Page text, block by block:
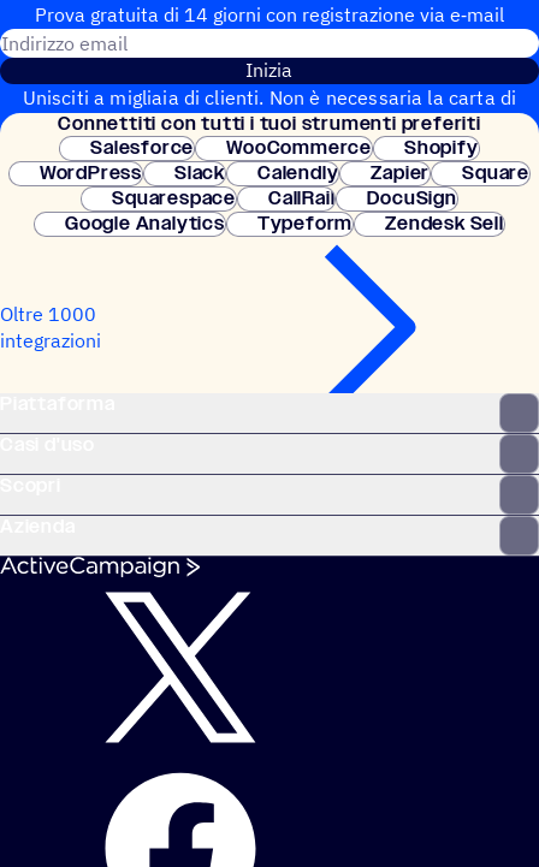
Prova gratuita di 14 giorni con regi­stra­zione via e‑mail
Inizia
Unisciti a migliaia di clienti. Non è necessaria la carta di
credito. Configurazione istantanea.
Connet­titi con tutti i tuoi strumenti preferiti
Salesforce
WooCommerce
Shopify
WordPress
Slack Calendly Zapier
Square
Squarespace
CallRail
DocuSign
Google Analytics
Typeform Zendesk Sell
Oltre 1000
integrazioni